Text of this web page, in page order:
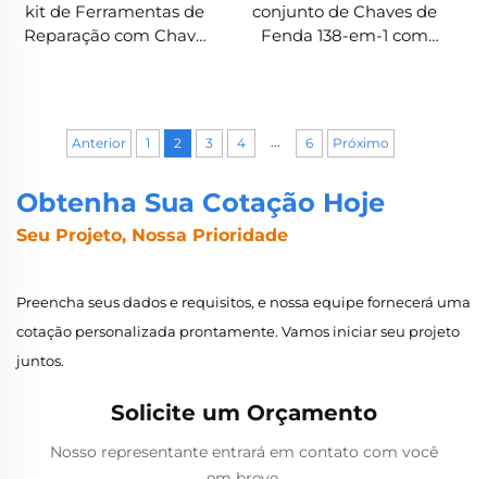
kit de Ferramentas de
Reparação com Chave
Eletrônicos
conjunto de Chaves de
Fenda 138-em-1 com
Anterior 1 2 3 4 ... 6 Próximo
Obtenha Sua Cotação Hoje
Seu Projeto, Nossa Prioridade
Preencha seus dados e requisitos, e nossa equipe fornecerá uma
cotação personalizada prontamente. Vamos iniciar seu projeto
juntos.
Solicite um Orçamento
Nosso representante entrará em contato com você